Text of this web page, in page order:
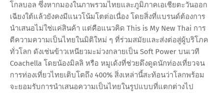
โกลบอล ซึ่งหากมองในภาพรวมไทยและภูมิภาคเอเชียตะวันออก
เฉียงใต้แล้วยังคงมีแนวโน้มโตต่อเนื่อง โดยสิ่งที่แบรนด์ต้องการ
นำเสนอไม่ใช่แค่สินค้า แต่คือแนวคิด This is My New Thai การ
ตีความความเป็นไทยในมิติใหม่ ๆ ที่ร่วมสมัยและส่งต่อสู่ผู้บริโภค
ทั่วโลก ดังเช่นข้าวเหนียวมะม่วงกลายเป็น Soft Power บนเวที
Coachella โดยน้องมิลลิ หรือ หมูเด้งที่ช่วยดึงดูดนักท่องเที่ยวจน
การท่องเที่ยวไทยเติบโตถึง 400% สิ่งเหล่านี้สะท้อนว่าโลกพร้อม
จะยอมรับการนำเสนอความเป็นไทยในรูปแบบที่แตกต่างไป